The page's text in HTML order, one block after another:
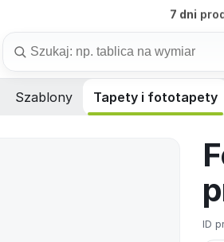
B2B
Szablony Tapety i fototapety
ID